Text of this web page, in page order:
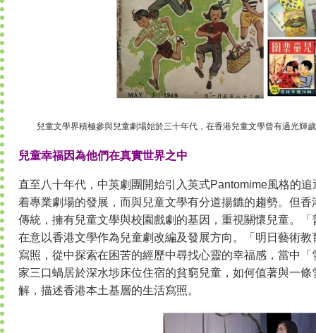
兒童文學界積極參與兒童劇場始於三十年代，在香港兒童文學曾有過光輝
兒童幸福因為他們在真實世界之中
直至八十年代，中英劇團開始引入英式Pantomime風格的
着專業劇場的發展，而與兒童文學有分道揚鑣的趨勢。但
傳統，擁有兒童文學與校園戲劇的基因，重視關懷兒童。
在意以香港文學作為兒童劇改編及發展方向。「明日藝術
寫照，從中探索在困苦的經歷中尋找心靈的幸福感，當中
家三口蝸居於深水埗床位住宿的貧窮兒童，如何值著與一
解，描述香港本土基層的生活寫照。